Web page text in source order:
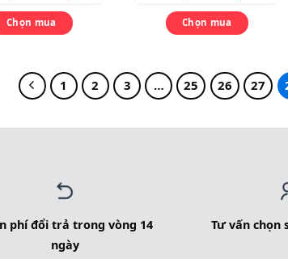
Chọn mua Chọn mua
1 2 3 … 25 26 27
phí đổi trả trong vòng 14
ngày
Tư vấn chọn